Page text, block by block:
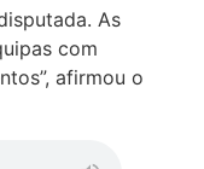
As
com
afirmou o